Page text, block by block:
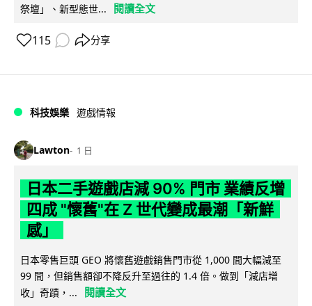
祭壇」、新型態世...
閱讀全文
115 分享
科技娛樂 遊戲情報
Lawton 1 日
日本二手遊戲店減 90% 門市 業績反增
四成 "懷舊"在 Z 世代變成最潮「新鮮
感」
日本零售巨頭 GEO 將懷舊遊戲銷售門市從 1,000 間大幅減至
99 間，但銷售額卻不降反升至過往的 1.4 倍。做到「減店增
收」奇蹟，...
閱讀全文